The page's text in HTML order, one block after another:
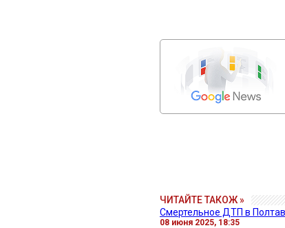
ЧИТАЙТЕ ТАКОЖ »
Смертельное ДТП в
08 июня 2025, 18:35